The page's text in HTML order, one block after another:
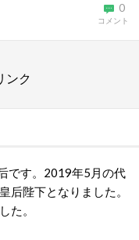
0
コメント
ンク
です。2019年5月の代
后陛下となりました。
た。